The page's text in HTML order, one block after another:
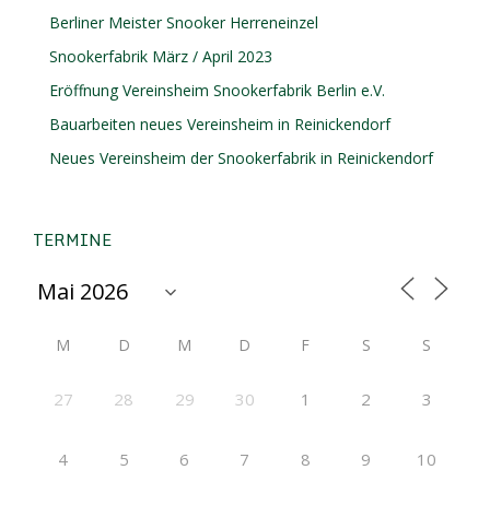
Berliner Meister Snooker Herreneinzel
Snookerfabrik März / April 2023
Eröffnung Vereinsheim Snookerfabrik Berlin e.V.
Bauarbeiten neues Vereinsheim in Reinickendorf
Neues Vereinsheim der Snookerfabrik in Reinickendorf
TERMINE
M D M D F S S
27 28 29 30 1 2 3
4 5 6 7 8 9 10